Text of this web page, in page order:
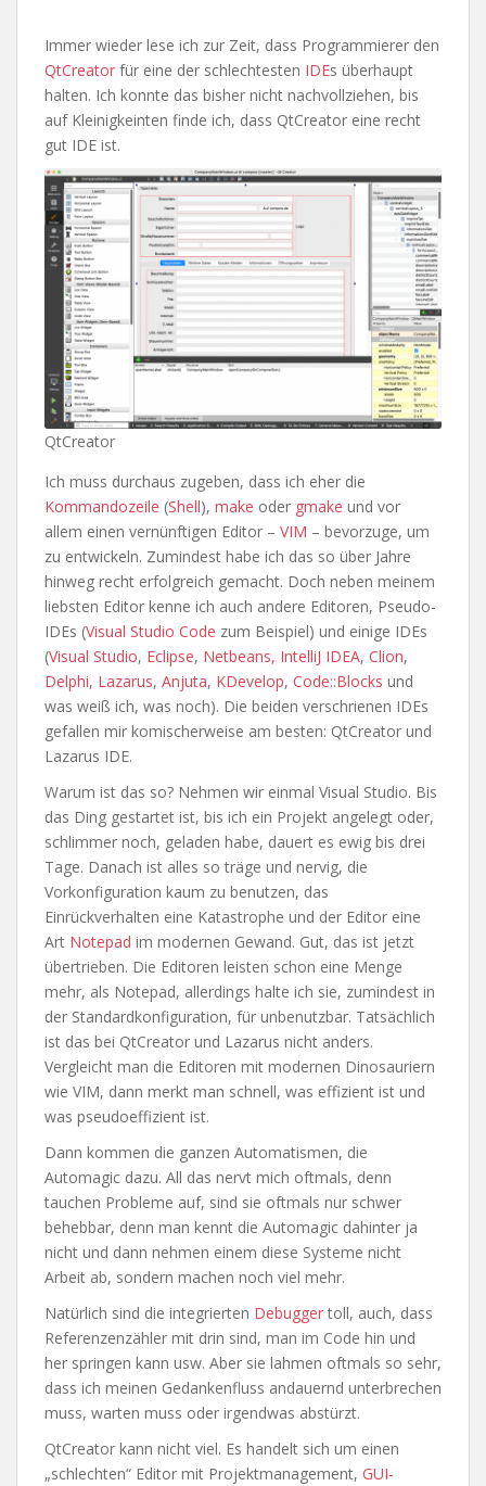
Immer wieder lese ich zur Zeit, dass Programmierer den
QtCreator für eine der schlechtesten IDEs überhaupt
halten. Ich konnte das bisher nicht nachvollziehen, bis
auf Kleinigkeinten finde ich, dass QtCreator eine recht
gut IDE ist.
QtCreator
Ich muss durchaus zugeben, dass ich eher die
Kommandozeile (Shell), make oder gmake und vor
allem einen vernünftigen Editor – VIM – bevorzuge, um
zu entwickeln. Zumindest habe ich das so über Jahre
hinweg recht erfolgreich gemacht. Doch neben meinem
liebsten Editor kenne ich auch andere Editoren, Pseudo-
IDEs (Visual Studio Code zum Beispiel) und einige IDEs
(Visual Studio, Eclipse, Netbeans, IntelliJ IDEA, Clion,
Delphi, Lazarus, Anjuta, KDevelop, Code::Blocks und
was weiß ich, was noch). Die beiden verschrienen IDEs
gefallen mir komischerweise am besten: QtCreator und
Lazarus IDE.
Warum ist das so? Nehmen wir einmal Visual Studio. Bis
das Ding gestartet ist, bis ich ein Projekt angelegt oder,
schlimmer noch, geladen habe, dauert es ewig bis drei
Tage. Danach ist alles so träge und nervig, die
Vorkonfiguration kaum zu benutzen, das
Einrückverhalten eine Katastrophe und der Editor eine
Art Notepad im modernen Gewand. Gut, das ist jetzt
übertrieben. Die Editoren leisten schon eine Menge
mehr, als Notepad, allerdings halte ich sie, zumindest in
der Standardkonfiguration, für unbenutzbar. Tatsächlich
ist das bei QtCreator und Lazarus nicht anders.
Vergleicht man die Editoren mit modernen Dinosauriern
wie VIM, dann merkt man schnell, was effizient ist und
was pseudoeffizient ist.
Dann kommen die ganzen Automatismen, die
Automagic dazu. All das nervt mich oftmals, denn
tauchen Probleme auf, sind sie oftmals nur schwer
behebbar, denn man kennt die Automagic dahinter ja
nicht und dann nehmen einem diese Systeme nicht
Arbeit ab, sondern machen noch viel mehr.
Natürlich sind die integrierten Debugger toll, auch, dass
Referenzenzähler mit drin sind, man im Code hin und
her springen kann usw. Aber sie lahmen oftmals so sehr,
dass ich meinen Gedankenfluss andauernd unterbrechen
muss, warten muss oder irgendwas abstürzt.
QtCreator kann nicht viel. Es handelt sich um einen
„schlechten“ Editor mit Projektmanagement, GUI-